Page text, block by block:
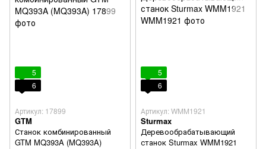
5
6
Артикул: 17899
GTM
Станок комбинированный
GTM MQ393A (MQ393A)
5
6
Артикул: WMM1921
Sturmax
Деревообрабатывающий
станок Sturmax WMM1921